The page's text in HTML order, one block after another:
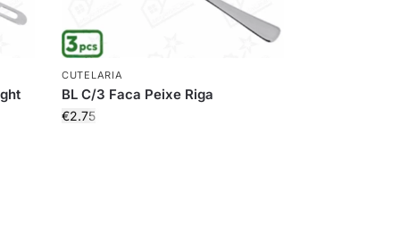
CUTELARIA
BL C/3 Faca Peixe Riga
€2.75